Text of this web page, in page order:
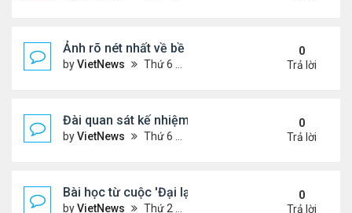
Ảnh rõ nét nhất về bề mặt Mặt Trăng chụp từ Trái
byVietNews Thứ 6 Tháng 1 13, 2023 1:28 pm
0
Trả lời
Đài quan sát kế nhiệm kính viễn vọng James Webb
byVietNews Thứ 6 Tháng 1 13, 2023 10:09 am
0
Trả lời
Bài học từ cuộc 'Đại lạm phát' cách đây 500 năm
byVietNews Thứ 2 Tháng 1 02, 2023 3:40 pm
0
Trả lời